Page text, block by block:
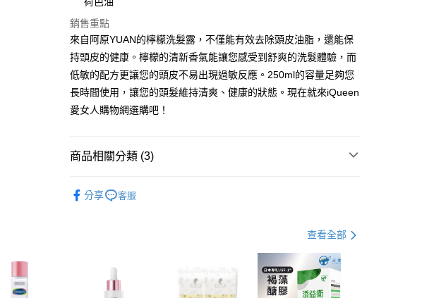
悠遊付
Google Pay
全盈+PAY
AFTEE先享後付
相關說明
【關於「AFTEE先享後付」】
１．簡單：不需註冊會員、不需綁卡、不需儲值。
２．便利：只要手機號碼，簡訊認證，即可結帳。
【「AFTEE先享後付」結帳流程】
３．收到繳費通知簡訊後14天內，點擊此簡訊中的連結，可透過四大超商
／ATM／網路銀行／等多元方式進行付款，方視為交易完成。
※ 請注意：結帳手續完成當下不需立刻繳費，但若您需要取消訂單，請聯
絡購買商品的店家。未經商家同意取消之訂單仍視為有效，需透過AFTEE
全家付款取貨
銷售重點
來自阿原YUAN的檸檬洗髮露，不僅能有效去除頭皮油脂，還能保
持頭皮的健康。檸檬的清新香氣能讓您感受到舒爽的洗髮體驗，而
低敏的配方更讓您的頭皮不易出現過敏反應。250ml的容量足夠您
長時間使用，讓您的頭髮維持清爽、健康的狀態。現在就來iQueen
愛女人購物網選購吧！
商品相關分類 (3)
分享 客服
查看全部